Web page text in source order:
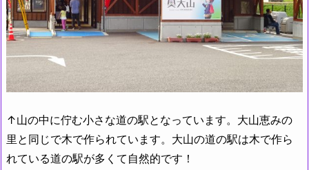
↑山の中に佇む小さな道の駅となっています。大山恵みの
里と同じで木で作られています。大山の道の駅は木で作ら
れている道の駅が多くて自然的です！